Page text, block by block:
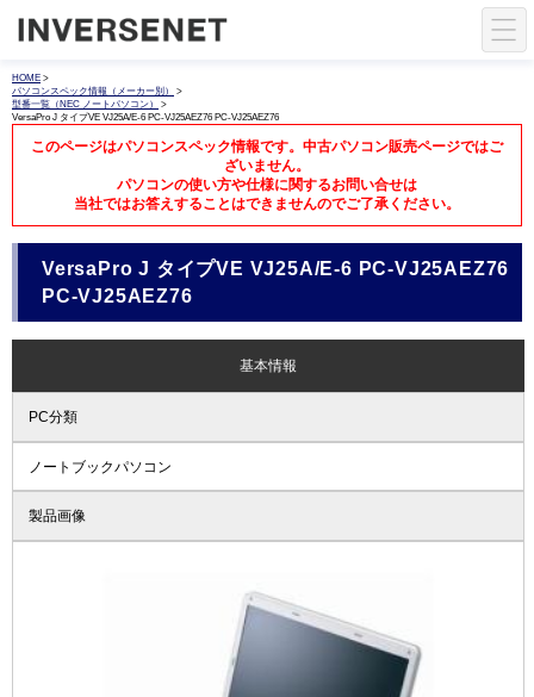
HOME >
パソコンスペック情報（メーカー別）
>
型番一覧（NEC ノートパソコン）
>
VersaPro J タイプVE VJ25A/E-6 PC-VJ25AEZ76 PC-VJ25AEZ76
このページはパソコンスペック情報です。中古パソコン販売ページではご
ざいません。
パソコンの使い方や仕様に関するお問い合せは
当社ではお答えすることはできませんのでご了承ください。
VersaPro J タイプVE VJ25A/E-6 PC-VJ25AEZ76
PC-VJ25AEZ76
基本情報
PC分類
ノートブックパソコン
製品画像